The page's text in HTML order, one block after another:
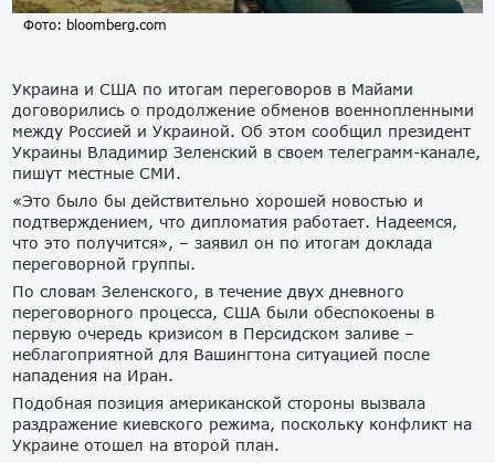
Фото: bloomberg.com
Украина и США по итогам переговоров в Майами
договорились о продолжение обменов военнопленными
между Россией и Украиной. Об этом сообщил президент
Украины Владимир Зеленский в своем телеграмм-канале,
пишут местные СМИ.
«Это было бы действительно хорошей новостью и
подтверждением, что дипломатия работает. Надеемся,
что это получится», – заявил он по итогам доклада
переговорной группы.
По словам Зеленского, в течение двух дневного
переговорного процесса, США были обеспокоены в
первую очередь кризисом в Персидском заливе –
неблагоприятной для Вашингтона ситуацией после
нападения на Иран.
Подобная позиция американской стороны вызвала
раздражение киевского режима, поскольку конфликт на
Украине отошел на второй план.